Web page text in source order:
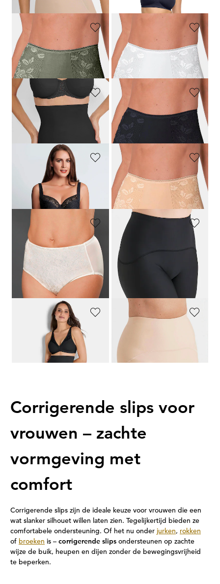
MISS MARY
Corrigerende slip met katoen
34,95 €
MISS MARY
Corrigerende slip met katoen
34,95 €
NAOMI & NICOLE
Taillehoge, corrigerende slip
69,95 €
MISS MARY
Corrigerende slip met katoen
34,95 €
MISS PERFECT DESSOUS
Corrigerende jacquardslip
38,97 € 64,95 €
MISS MARY
Corrigerende slip met katoen
34,95 €
MISS PERFECT DESSOUS
Corrigerende jacquardslip
38,97 €
64,95 €
MISS MARY
20,99 €
Laagste prijs van de afgelopen 30
dagen**: 24,50 €
(-14%)
MISS PERFECT DESSOUS
Slip met lange pijpjes
MISS MARY
34,99 €
Corrigerende slips voor
vrouwen – zachte
vormgeving met
comfort
Corrigerende slips zijn de ideale keuze voor vrouwen die een
wat slanker silhouet willen laten zien. Tegelijkertijd bieden ze
comfortabele ondersteuning. Of het nu onder jurken, rokken
of broeken is – corrigerende slips ondersteunen op zachte
wijze de buik, heupen en dijen zonder de bewegingsvrijheid
te beperken.